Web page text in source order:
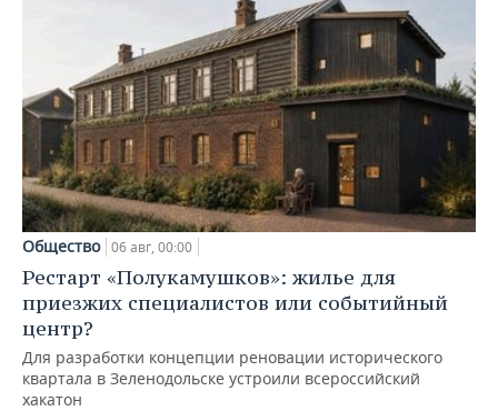
Общество 06 авг, 00:00
Рестарт «Полукамушков»: жилье для
приезжих специалистов или событийный
центр?
Для разработки концепции реновации исторического
квартала в Зеленодольске устроили всероссийский
хакатон